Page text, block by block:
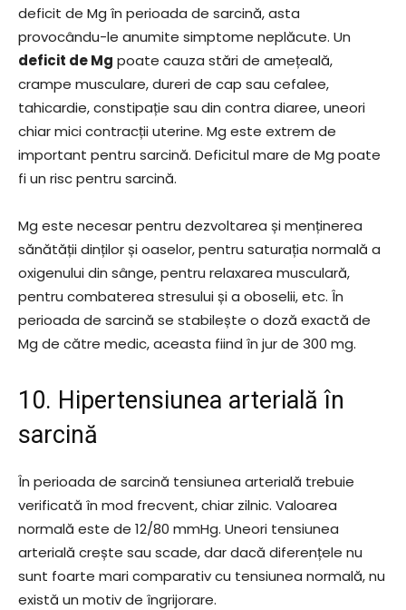
deficit de Mg în perioada de sarcină, asta
provocându-le anumite simptome neplăcute. Un
deficit de Mg poate cauza stări de amețeală,
crampe musculare, dureri de cap sau cefalee,
tahicardie, constipație sau din contra diaree, uneori
chiar mici contracții uterine. Mg este extrem de
important pentru sarcină. Deficitul mare de Mg poate
fi un risc pentru sarcină.
Mg este necesar pentru dezvoltarea și menținerea
sănătății dinților și oaselor, pentru saturația normală a
oxigenului din sânge, pentru relaxarea musculară,
pentru combaterea stresului și a oboselii, etc. În
perioada de sarcină se stabilește o doză exactă de
Mg de către medic, aceasta fiind în jur de 300 mg.
10. Hipertensiunea arterială în
sarcină
În perioada de sarcină tensiunea arterială trebuie
verificată în mod frecvent, chiar zilnic. Valoarea
normală este de 12/80 mmHg. Uneori tensiunea
arterială crește sau scade, dar dacă diferențele nu
sunt foarte mari comparativ cu tensiunea normală, nu
există un motiv de îngrijorare.